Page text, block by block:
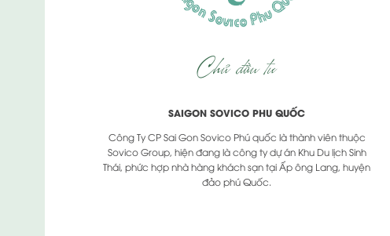
Chủ đầu tư
SAIGON SOVICO PHU QUỐC
Công Ty CP Sai Gon Sovico Phú quốc là thành viên thuộc
Sovico Group, hiện đang là công ty dự án Khu Du lịch Sinh
Thái, phức hợp nhà hàng khách sạn tại Ấp ông Lang, huyện
đảo phú Quốc.